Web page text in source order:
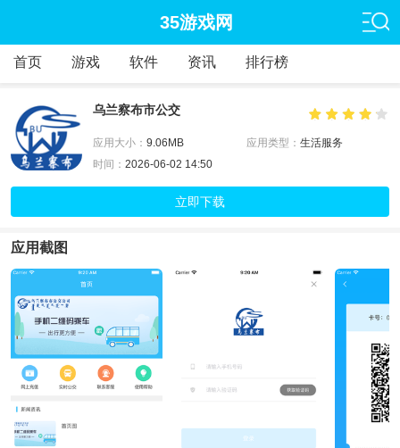
35游戏网
首页 游戏 软件 资讯 排行榜
乌兰察布市公交
应用大小： 9.06MB 应用类型： 生活服务
时间： 2026-06-02 14:50
立即下载
应用截图